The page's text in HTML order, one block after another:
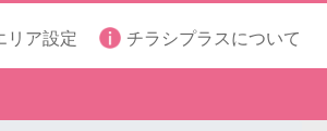
リア設定 チラシプラスについて